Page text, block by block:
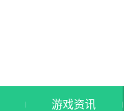
游戏资讯